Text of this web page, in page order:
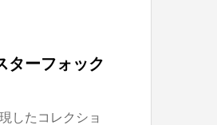
ターフォック
したコレクショ